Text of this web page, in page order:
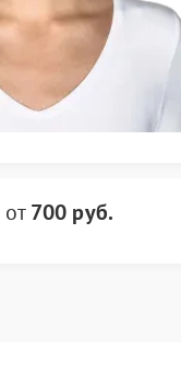
от700 руб.